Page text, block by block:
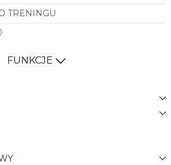
smartwatcha, który łączy
i nowoczesny design,
02980-02
koperta, cyfrowy
możliwości treningowe
aktywnego dnia.
TRENINGU
FUNKCJE